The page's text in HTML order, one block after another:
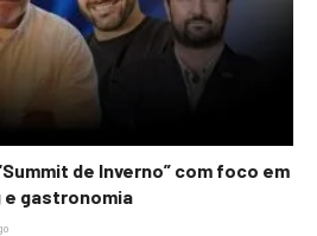
de Inverno” com foco em
gastronomia